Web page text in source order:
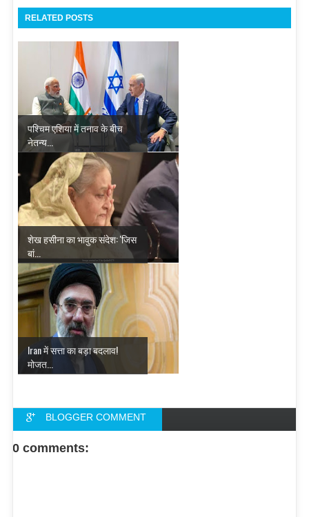
RELATED POSTS
पश्चिम एशिया में तनाव के बीच
नेतन्य...
शेख हसीना का भावुक संदेश: 'जिस
बां...
Iran में सत्ता का बड़ा बदलाव!
मोजत...
BLOGGER COMMENT
FACEBOOK COMMENT
0 comments: